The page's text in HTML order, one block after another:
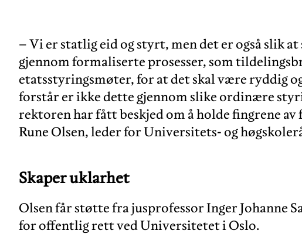
– Vi er statlig eid og styrt, men det er også slik
gjennom formaliserte prosesser, som
etatsstyringsmøter, for at det skal være ryddig
forstår er ikke dette gjennom slike ordinære
rektoren har fått beskjed om å holde fingrene
Rune Olsen, leder for Universitets- og
Skaper uklarhet
Olsen får støtte fra jusprofessor Inger Johanne
for offentlig rett ved Universitetet i Oslo.